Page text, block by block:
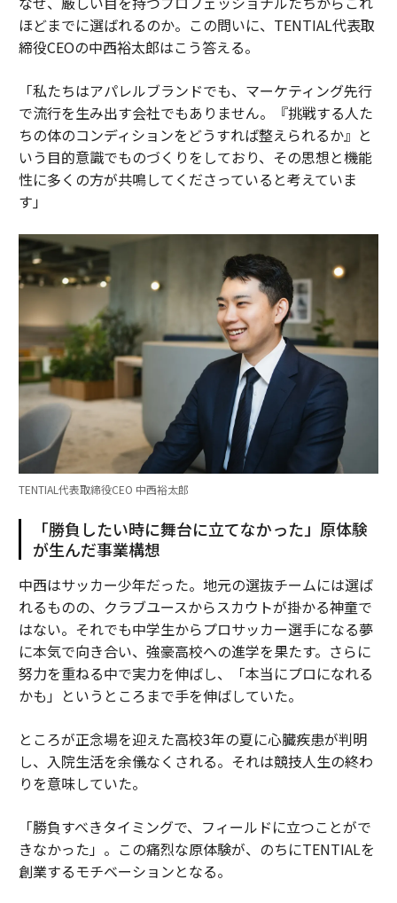
ほどまでに選ばれるのか。この問いに、TENTIAL代表取
締役CEOの中西裕太郎はこう答える。
「私たちはアパレルブランドでも、マーケティング先行
で流行を生み出す会社でもありません。『挑戦する人た
ちの体のコンディションをどうすれば整えられるか』と
いう目的意識でものづくりをしており、その思想と機能
性に多くの方が共鳴してくださっていると考えていま
す」
TENTIAL代表取締役CEO 中西裕太郎
「勝負したい時に舞台に立てなかった」原体験
が生んだ事業構想
中西はサッカー少年だった。地元の選抜チームには選ば
れるものの、クラブユースからスカウトが掛かる神童で
はない。それでも中学生からプロサッカー選手になる夢
に本気で向き合い、強豪高校への進学を果たす。さらに
努力を重ねる中で実力を伸ばし、「本当にプロになれる
かも」というところまで手を伸ばしていた。
ところが正念場を迎えた高校3年の夏に心臓疾患が判明
し、入院生活を余儀なくされる。それは競技人生の終わ
りを意味していた。
「勝負すべきタイミングで、フィールドに立つことがで
きなかった」。この痛烈な原体験が、のちにTENTIALを
創業するモチベーションとなる。